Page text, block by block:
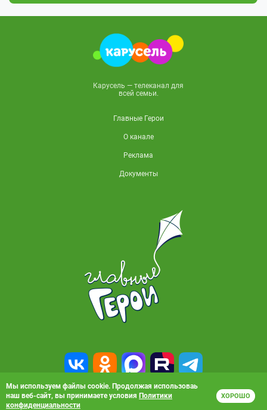
Карусель — телеканал для
всей семьи.
Главные Герои
О канале
Реклама
Документы
© 2010-2026, АО «Карусель». Все права защищены. Полное или частичное
Мы используем файлы cookie. Продолжая использоваь
наш веб-сайт, вы принимаете условия Политики
конфиденциальности
ХОРОШО